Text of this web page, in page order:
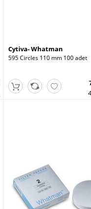
Cytiva- Whatman
595 Circles 110 mm 100 adet